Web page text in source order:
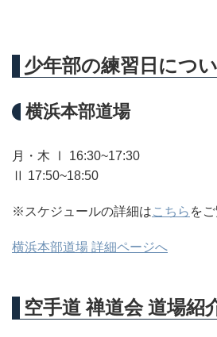
少年部の練習日につ
横浜本部道場
月・木 Ⅰ 16:30~17:30
Ⅱ 17:50~18:50
※スケジュールの詳細はこちら を
横浜本部道場 詳細ページへ
空手道 禅道会 道場紹